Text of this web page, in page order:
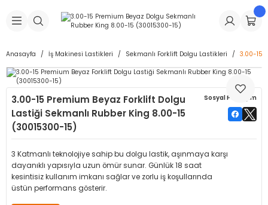
Geri Dön
Makineleri
Geri Dön
Dolgu Lastikleri
Geri Dön
İç Lastikleri
Geri Dön
Geri Dön
& Sibop İlaveleri
Geri Dön
Tüpü
& Spreyler
Geri Dön
Makinesi Yedek Parçaları
Yedek Parçaları
Anasayfa İş Makinesi Lastikleri Sekmanlı Forklift Dolgu Lastikleri 3.00-15
3.00-15 Premium Beyaz Forklift Dolgu
Lastiği Sekmanlı Rubber King 8.00-15
(30015300-15)
Sosyal Paylaşım
3 Katmanlı teknolojiye sahip bu dolgu lastik, aşınmaya karşı
dayanıklı yapısıyla uzun ömür sunar. Günlük 18 saat
kesintisiz kullanım imkanı sağlar ve zorlu iş koşullarında
üstün performans gösterir.